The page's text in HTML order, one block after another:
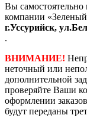
Вы самостоятельно
компании
г.Уссурийск,
.
ВНИМАНИЕ!
неточный или
дополнительной
проверяйте Ваши
оформлении
будут переданы